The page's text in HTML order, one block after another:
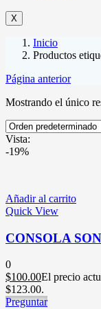
X
Inicio
Productos
Página anterior
Mostrando el único
Vista:
-19%
Añadir al carrito
Quick View
CONSOLA
0
$100.00El precio
$123.00.
Preguntar